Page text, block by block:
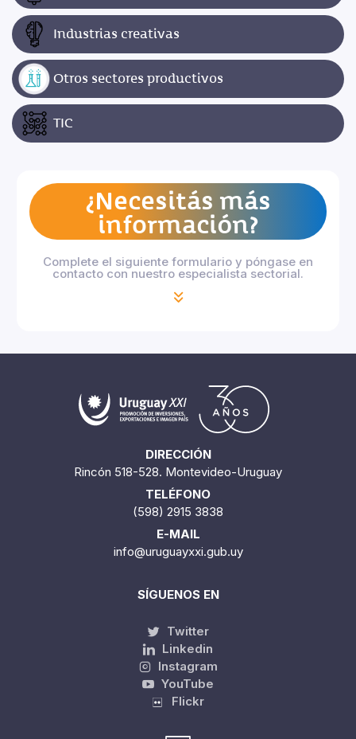
Industrias creativas
Otros sectores productivos
TIC
¿Necesitás más
información?
Complete el siguiente formulario y póngase en
contacto con nuestro especialista sectorial.
DIRECCIÓN
Rincón 518-528. Montevideo-Uruguay
TELÉFONO
(598) 2915 3838
E-MAIL
info@uruguayxxi.gub.uy
SÍGUENOS EN
Twitter
Linkedin
Instagram
YouTube
Flickr